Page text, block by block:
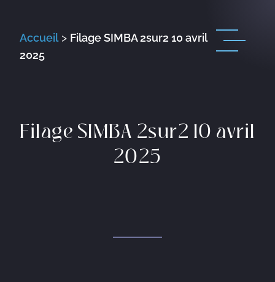
Accueil> Filage SIMBA 2sur2 10 avril
2025
Filage SIMBA 2sur2 10 avril
2025